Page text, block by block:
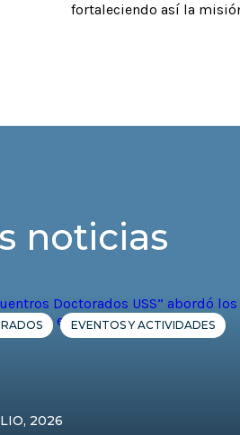
fortaleciendo así la
noticias
EVENTOS Y ACTIVIDADES
2026